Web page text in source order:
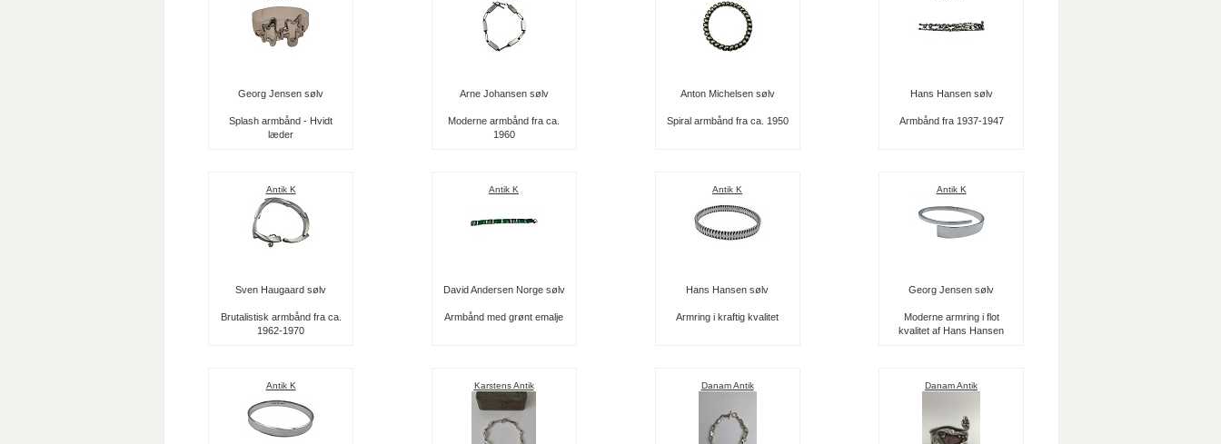
Georg Jensen sølv
Splash armbånd - Hvidt
læder
Arne Johansen sølv
Moderne armbånd fra ca.
1960
Anton Michelsen sølv
Spiral armbånd fra ca. 1950
Hans Hansen sølv
Armbånd fra 1937-1947
Antik K
Sven Haugaard sølv
Brutalistisk armbånd fra ca.
1962-1970
Antik K
David Andersen Norge sølv
Armbånd med grønt emalje
Antik K
Hans Hansen sølv
Armring i kraftig kvalitet
Antik K
Georg Jensen sølv
Moderne armring i flot
kvalitet af Hans Hansen
Antik K Karstens Antik Danam Antik Danam Antik